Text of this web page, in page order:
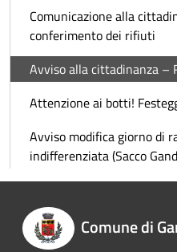
Comunicazione alla
conferimento dei rifiuti
Avviso alla cittadinanza –
Attenzione ai botti!
Avviso modifica giorno di
indifferenziata (Sacco
Comune di